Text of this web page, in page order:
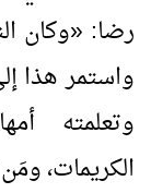
رضا: «وكان
واستمر هذا
وتعلمته
الكريمات،